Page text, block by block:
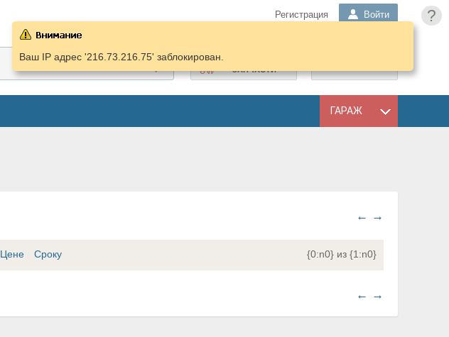
?
Регистрация Войти
ЗАПЧАСТИ
ГАРАЖ
Ваш IP адрес '216.73.216.75' заблокирован.
← →
{0:n0} из {1:n0}
Цене Сроку
← →